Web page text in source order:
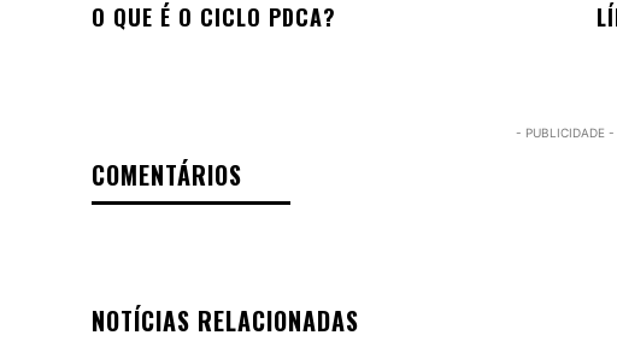
O QUE É O CICLO PDCA?
- PUBLICIDADE -
COMENTÁRIOS
NOTÍCIAS RELACIONADAS